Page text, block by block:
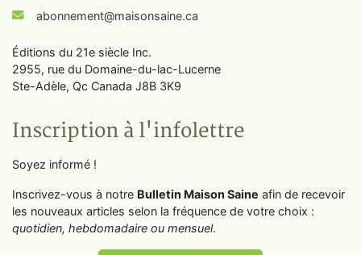
abonnement@maisonsaine.ca
Éditions du 21e siècle Inc.
2955, rue du Domaine-du-lac-Lucerne
Ste-Adèle, Qc Canada J8B 3K9
Inscription à l'infolettre
Soyez informé !
Inscrivez-vous à notre Bulletin Maison Saine afin de recevoir
les nouveaux articles selon la fréquence de votre choix :
quotidien, hebdomadaire ou mensuel.